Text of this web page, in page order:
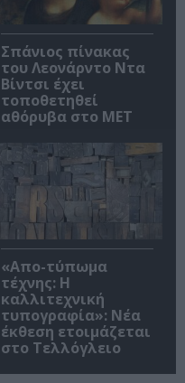
Σπάνιος πίνακας
του Λεονάρντο Ντα
Βίντσι έχει
τοποθετηθεί
αθόρυβα στο MET
«Απο-τύπωμα
τέχνης: H
καλλιτεχνική
τυπογραφία»: Νέα
έκθεση ετοιμάζεται
στο Τελλόγλειο